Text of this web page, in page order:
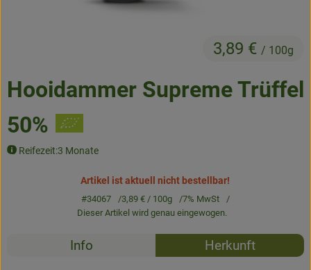
Getränke
Über Grünland
Hooidammer Supreme Trüffel
50%
Reifezeit:3 Monate
3,89 € / 100g
Artikel ist aktuell nicht bestellbar!
#34067 3,89 € / 100g
7% MwSt
Dieser Artikel wird genau eingewogen.
Rezepte
Info Herkunft